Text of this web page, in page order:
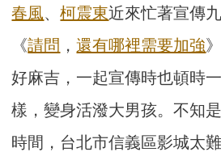
春風、柯震東近來忙著宣傳
《請問 ，還有哪裡需要加強
好麻吉，一起宣傳時也頓時
樣，變身活潑大男孩。不知
時間，台北市信義區影城太